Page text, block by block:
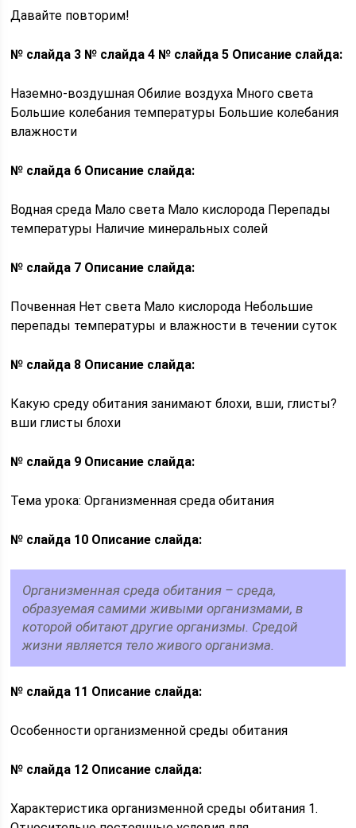
Давайте повторим!
№ слайда 3 № слайда 4 № слайда 5 Описание слайда:
Наземно-воздушная Обилие воздуха Много света
Большие колебания температуры Большие колебания
влажности
№ слайда 6 Описание слайда:
Водная среда Мало света Мало кислорода Перепады
температуры Наличие минеральных солей
№ слайда 7 Описание слайда:
Почвенная Нет света Мало кислорода Небольшие
перепады температуры и влажности в течении суток
№ слайда 8 Описание слайда:
Какую среду обитания занимают блохи, вши, глисты?
вши глисты блохи
№ слайда 9 Описание слайда:
Тема урока: Организменная среда обитания
№ слайда 10 Описание слайда:
Организменная среда обитания – среда,
образуемая самими живыми организмами, в
которой обитают другие организмы. Средой
жизни является тело живого организма.
№ слайда 11 Описание слайда:
Особенности организменной среды обитания
№ слайда 12 Описание слайда:
Характеристика организменной среды обитания 1.